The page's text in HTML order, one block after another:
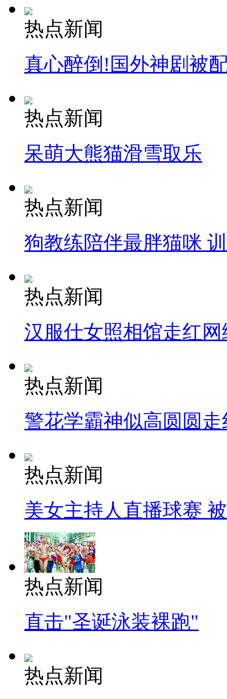
热点新闻
真心醉倒!国外神剧被
热点新闻
呆萌大熊猫滑雪取乐
热点新闻
狗教练陪伴最胖猫咪
热点新闻
汉服仕女照相馆走红网
热点新闻
警花学霸神似高圆圆走
热点新闻
美女主持人直播球赛
热点新闻
直击"圣诞泳装裸跑"
热点新闻